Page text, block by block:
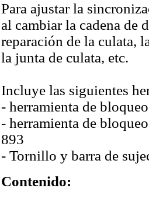
Para ajustar la
al cambiar la cadena de
reparación de la culata,
la junta de culata, etc.
Incluye las siguientes
- herramienta de
- herramienta de
893
- Tornillo y barra de
Contenido: